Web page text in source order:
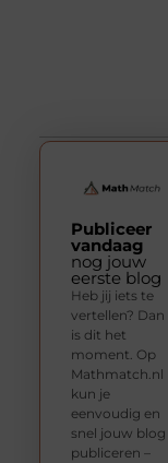
Publiceer
vandaag
nog jouw
eerste blog
Heb jij iets te
vertellen? Dan
is dit het
moment. Op
Mathmatch.nl
kun je
eenvoudig en
snel jouw blog
publiceren –